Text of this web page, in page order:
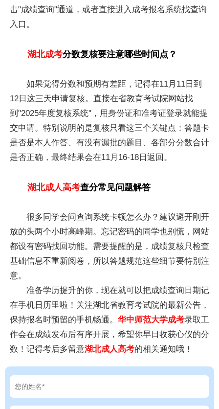
击"成绩查询"通道，或者直接进入成考报名系统找查询
入口。
湖北成考分数复核要注意哪些时间点？
如果觉得分数和预期有差距，记得在11月11日到
12日这三天申请复核。直接在省教育考试院网站找
到"2025年度复核系统"，用身份证和准考证登录就能提
交申请。特别说明的是复核只看这三个关键点：答题卡
是否是本人作答、有没有漏批的题目、各部分分数合计
是否正确，最终结果会在11月16-18日返回。
湖北成人高考查分常见问题解答
很多同学会问查询系统卡顿怎么办？建议避开刚开
放的头两个小时高峰期。忘记密码的同学也别慌，网站
都设有密码找回功能。需要提醒的是，成绩复核只检查
基础信息不重新阅卷，所以答题规范这些细节要特别注
意。
准备学历提升的你，现在就可以把成绩查询日期记
在手机日历里啦！关注湖北省教育考试院的最新公告，
保持报名时预留的手机畅通。 华中师范大学成考录取工
作会在成绩发布后有序开展，希望你早日收获心仪的分
数！记得考后多留意湖北成人高考的相关通知哦！